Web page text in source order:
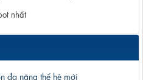
nhất
đa năng thế hệ mới